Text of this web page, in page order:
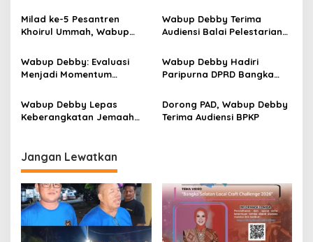
Akuntabilitas Pemerintahan
Desa
dan Loyalitas
Milad ke-5 Pesantren
Khoirul Ummah, Wabup
Generasi Islami dan
Berprestasi
Wabup Debby Terima
Audiensi Balai Pelestarian
Perkuat Pemajuan Budaya
Lokal
Wabup Debby: Evaluasi
Menjadi Momentum
Pemerintah Daerah
Wabup Debby Hadiri
Paripurna DPRD Bangka
Penyampaian Rekomendasi
LKPJ 2025
Wabup Debby Lepas
Keberangkatan Jemaah
Dorong PAD, Wabup Debby
Terima Audiensi BPKP
Jangan Lewatkan